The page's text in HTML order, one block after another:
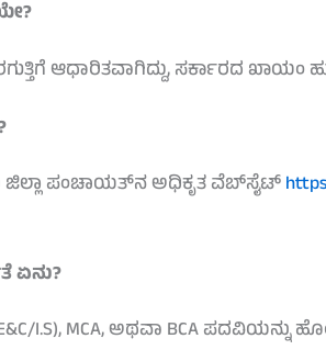
ಆಧಾರಿತವಾಗಿದ್ದು, ಸರ್ಕಾರದ ಖಾಯಂ
ಜಿಲ್ಲಾ ಪಂಚಾಯತ್‌ನ ಅಧಿಕೃತ ವೆಬ್‌ಸೈಟ್
ಏನು?
I.S), MCA, ಅಥವಾ BCA ಪದವಿಯನ್ನು